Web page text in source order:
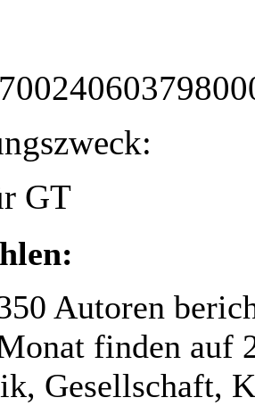
GT
Autoren
finden auf
Gesellschaft,